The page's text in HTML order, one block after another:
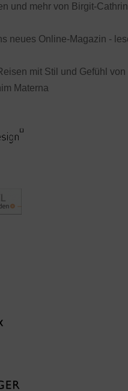
und mehr von Birgit-
neues Online-Magazin -
mit Stil und Gefühl von
Materna